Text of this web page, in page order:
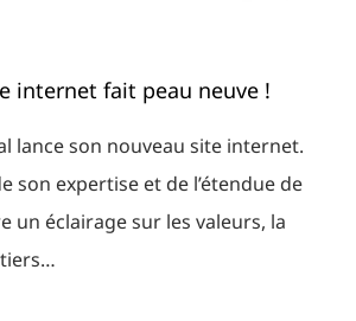
internet fait peau neuve !
lance son nouveau site internet.
son expertise et de l’étendue de
un éclairage sur les valeurs, la